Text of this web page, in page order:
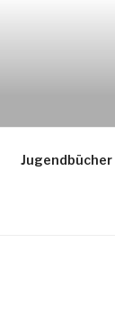
Jugendbücher